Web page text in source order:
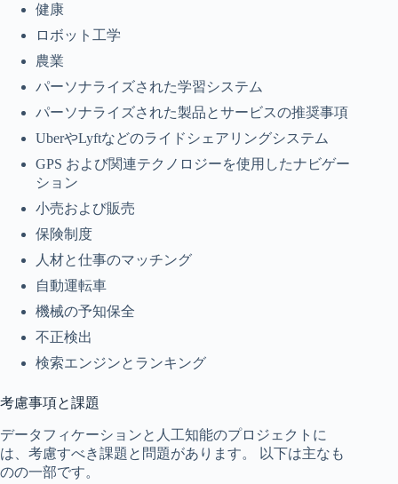
健康
ロボット工学
農業
パーソナライズされた学習システム
パーソナライズされた製品とサービスの推奨事項
UberやLyftなどのライドシェアリングシステム
GPS および関連テクノロジーを使用したナビゲー
ション
小売および販売
保険制度
人材と仕事のマッチング
自動運転車
機械の予知保全
不正検出
検索エンジンとランキング
考慮事項と課題
データフィケーションと人工知能のプロジェクトに
は、考慮すべき課題と問題があります。 以下は主なも
のの一部です。